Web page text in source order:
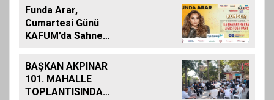
Funda Arar,
Cumartesi Günü
KAFUM’da Sahne
BAŞKAN AKPINAR
101. MAHALLE
TOPLANTISINDA